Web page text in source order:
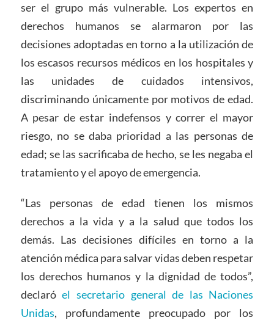
ser el grupo más vulnerable. Los expertos en
derechos humanos se alarmaron por las
decisiones adoptadas en torno a la utilización de
los escasos recursos médicos en los hospitales y
las unidades de cuidados intensivos,
discriminando únicamente por motivos de edad.
A pesar de estar indefensos y correr el mayor
riesgo, no se daba prioridad a las personas de
edad; se las sacrificaba de hecho, se les negaba el
tratamiento y el apoyo de emergencia.
“Las personas de edad tienen los mismos
derechos a la vida y a la salud que todos los
demás. Las decisiones difíciles en torno a la
atención médica para salvar vidas deben respetar
los derechos humanos y la dignidad de todos”,
declaróel secretario general de las Naciones
Unidas, profundamente preocupado por los